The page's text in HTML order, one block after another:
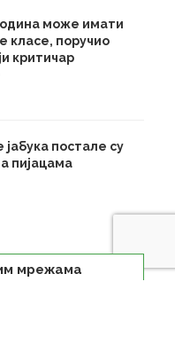
може имати
класе, поручио
критичар
постале су
пијацама
мрежама